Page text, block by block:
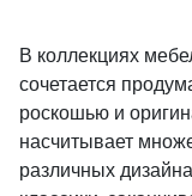
В коллекциях
сочетается
роскошью и
насчитывает
различных